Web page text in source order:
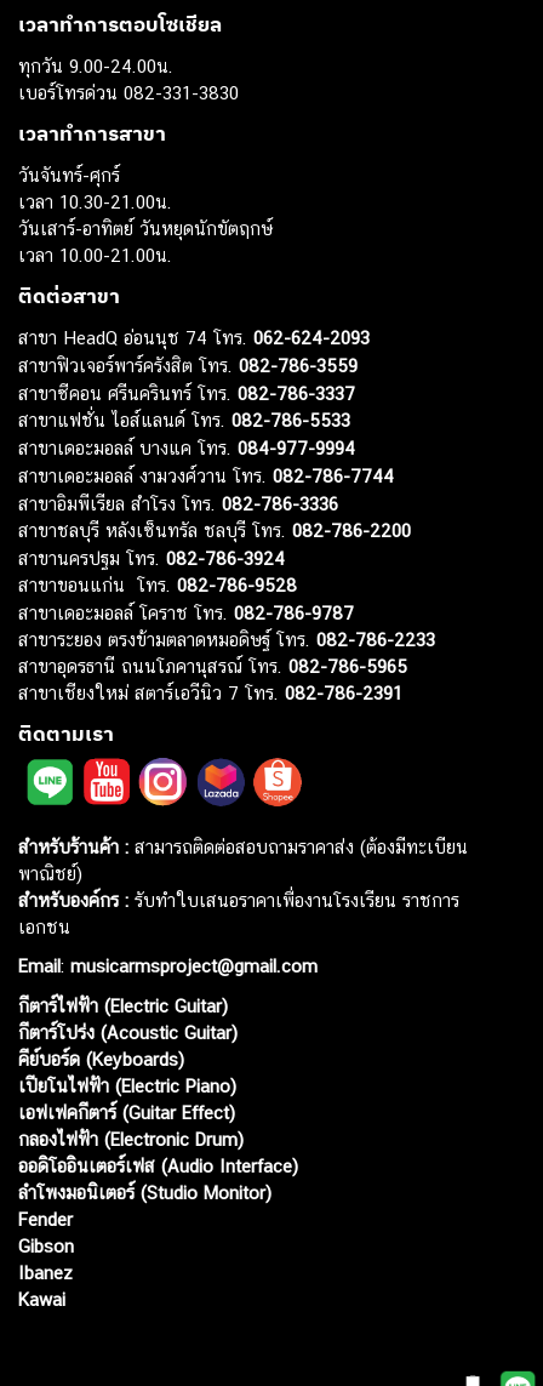
เวลาทำการตอบโซเชียล
ทุกวัน 9.00-24.00น.
เบอร์โทรด่วน 082-331-3830
เวลาทำการสาขา
วันจันทร์-ศุกร์
เวลา 10.30-21.00น.
วันเสาร์-อาทิตย์ วันหยุดนักขัตฤกษ์
เวลา 10.00-21.00น.
ติดต่อสาขา
สาขา HeadQ อ่อนนุช 74 โทร. 062-624-2093
สาขาฟิวเจอร์พาร์ครังสิต โทร. 082-786-3559
สาขาซีคอน ศรีนครินทร์ โทร. 082-786-3337
สาขาแฟชั่น ไอส์แลนด์ โทร. 082-786-5533
สาขาเดอะมอลล์ บางแค โทร. 084-977-9994
สาขาเดอะมอลล์ งามวงศ์วาน โทร. 082-786-7744
สาขาอิมพีเรียล สำโรง โทร. 082-786-3336
สาขาชลบุรี หลังเซ็นทรัล ชลบุรี โทร. 082-786-2200
สาขานครปฐม โทร. 082-786-3924
สาขาขอนแก่น โทร. 082-786-9528
สาขาเดอะมอลล์ โคราช โทร. 082-786-9787
สาขาระยอง ตรงข้ามตลาดหมอดิษฐ์ โทร. 082-786-2233
สาขาอุดรธานี ถนนโภคานุสรณ์ โทร. 082-786-5965
สาขาเชียงใหม่ สตาร์เอวีนิว 7 โทร. 082-786-2391
ติดตามเรา
สำหรับร้านค้า : สามารถติดต่อสอบถามราคาส่ง (ต้องมีทะเบียน
พาณิชย์)
สำหรับองค์กร : รับทำใบเสนอราคาเพื่องานโรงเรียน ราชการ
เอกชน
Email: musicarmsproject@gmail.com
กีตาร์ไฟฟ้า (Electric Guitar)
กีตาร์โปร่ง (Acoustic Guitar)
คีย์บอร์ด (Keyboards)
เปียโนไฟฟ้า (Electric Piano)
เอฟเฟคกีตาร์ (Guitar Effect)
กลองไฟฟ้า (Electronic Drum)
ออดิโออินเตอร์เฟส (Audio Interface)
ลำโพงมอนิเตอร์ (Studio Monitor)
Fender
Gibson
Ibanez
Kawai